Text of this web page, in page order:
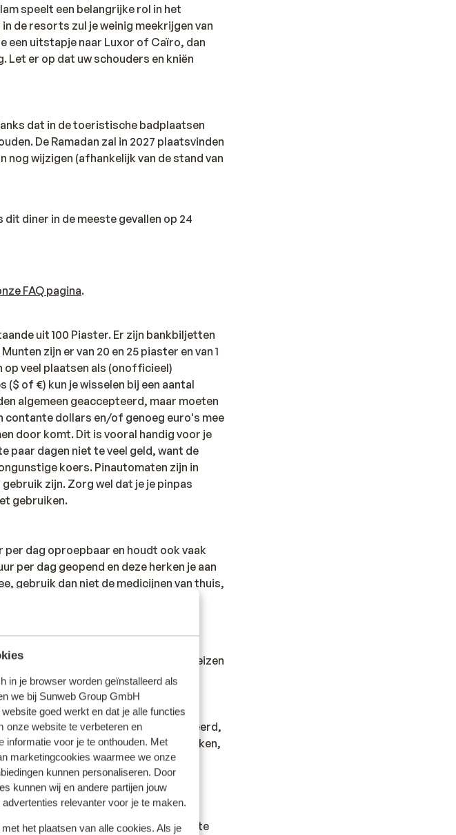
in je browser worden geïnstalleerd als
we bij Sunweb Group GmbH
goed werkt en dat je alle functies
onze website te verbeteren en
voor je te onthouden. Met
marketingcookies waarmee we onze
kunnen personaliseren. Door
kunnen wij en andere partijen jouw
relevanter voor je te maken.
het plaatsen van alle cookies. Als je
speelt een belangrijke rol in het
de resorts zul je weinig meekrijgen van
een uitstapje naar Luxor of Caïro, dan
Let er op dat uw schouders en kniën
dat in de toeristische badplaatsen
De Ramadan zal in 2027 plaatsvinden
wijzigen (afhankelijk van de stand van
diner in de meeste gevallen op 24
FAQ pagina.
uit 100 Piaster. Er zijn bankbiljetten
zijn er van 20 en 25 piaster en van 1
op veel plaatsen als (onofficieel)
of €) kun je wisselen bij een aantal
algemeen geaccepteerd, maar moeten
contante dollars en/of genoeg euro's mee
door komt. Dit is vooral handig voor je
paar dagen niet te veel geld, want de
koers. Pinautomaten zijn in
zijn. Zorg wel dat je je pinpas
gebruiken.
per dag oproepbaar en houdt ook vaak
per dag geopend en deze herken je aan
gebruik dan niet de medicijnen van thuis,
Dat werkt snel en effectief.
gegevens over gezondheid en reizen
voor het visum in dollars gepubliceerd,
Mocht je een excursie willen boeken,
hoge koers is het beter om dit met
Wij adviseren om dit zoveel mogelijk te